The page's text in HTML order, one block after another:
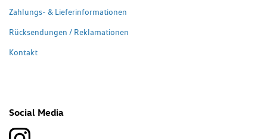
Zahlungs- & Lieferinformationen
Rücksendungen / Reklamationen
Kontakt
Social Media